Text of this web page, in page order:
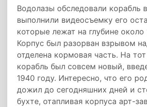
Водолазы обследовали корабль
выполнили видеосъемку его
которые лежат на глубине около
Корпус был разорван взрывом
отделена кормовая часть. На
корабль был совсем новый,
1940 году. Интересно, что его
дожил до сегодняшних дней и
бухте, отапливая корпуса арт-